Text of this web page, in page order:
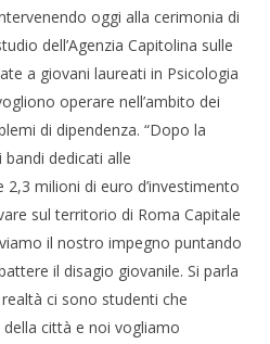
per la lotta alla droga
oggi alla cerimonia di
dell’Agenzia Capitolina sulle
a giovani laureati in Psicologia
operare nell’ambito dei
di dipendenza. “Dopo la
dedicati alle
milioni di euro d’investimento
sul territorio di Roma Capitale
il nostro impegno puntando
il disagio giovanile. Si parla
realtà ci sono studenti che
città e noi vogliamo